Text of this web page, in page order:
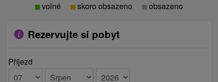
volné
skoro obsazeno obsazeno
Rezervujte si pobyt
Příjezd